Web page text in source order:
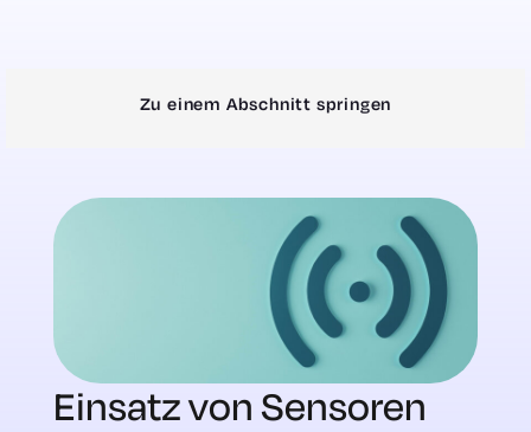
Zu einem Abschnitt springen
Einsatz von Sensoren